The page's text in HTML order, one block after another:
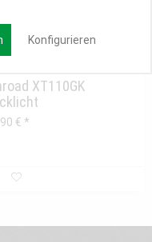
XT110GK
€ *
Konfigurieren